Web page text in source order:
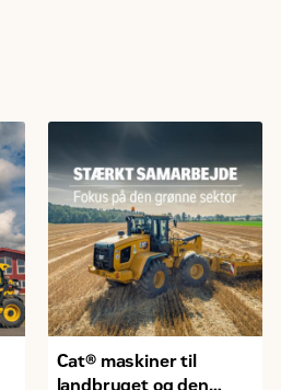
Cat® maskiner til
landbruget og den